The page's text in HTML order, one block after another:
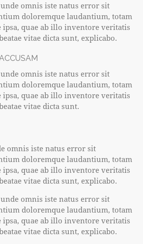
omnis iste natus error sit
doloremque laudantium, totam
ipsa, quae ab illo inventore veritatis
vitae dicta sunt, explicabo.
omnis iste natus error sit
doloremque laudantium, totam
ipsa, quae ab illo inventore veritatis
vitae dicta sunt.
omnis iste natus error sit
doloremque laudantium, totam
ipsa, quae ab illo inventore veritatis
vitae dicta sunt, explicabo.
omnis iste natus error sit
doloremque laudantium, totam
ipsa, quae ab illo inventore veritatis
vitae dicta sunt, explicabo.